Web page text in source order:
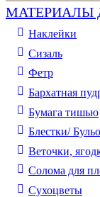
МАТЕРИАЛЫ
Наклейки
Сизаль
Фетр
Бархатная
Бумага тишью
Блестки/
Веточки,
Солома для
Cухоцветы